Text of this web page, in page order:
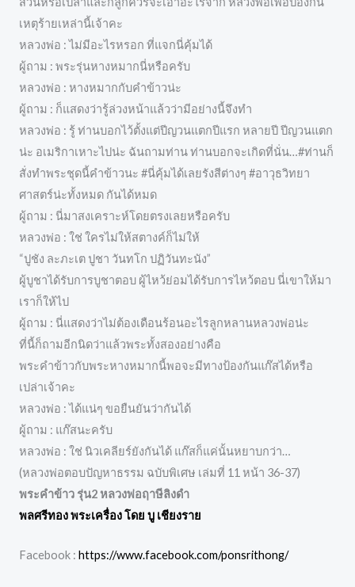
เหตุร้ายเหล่านี้เจ้าคะ
หลวงพ่อ : ไม่มีอะไรหรอก ที่แจกนี่คุ้มได้
ผู้ถาม : พระรุ่นหางหมากนี่หรือครับ
หลวงพ่อ : หางหมากกับคำข้าวน่ะ
ผู้ถาม : ก็แสดงว่ารู้ล่วงหน้าแล้วว่ามีอย่างนี้จึงทำ
หลวงพ่อ : รู้ ท่านบอกไว้ตั้งแต่ปีญวนแตกปีแรก หลายปี ปีญวนแตก
น่ะ อเมริกาเหาะไปน่ะ ฉันถามท่าน ท่านบอกจะเกิดที่นั่น…#ท่านก็
สั่งทำพระชุดนี้คำข้าวนะ #นี่คุ้มได้เลยรังสีต่างๆ #อาวุธวิทยา
ศาสตร์น่ะทั้งหมด กันได้หมด
ผู้ถาม : นี่มาสงเคราะห์โดยตรงเลยหรือครับ
หลวงพ่อ : ใช่ ใครไม่ให้สตางค์ก็ไม่ให้
“ปูชัง ละภะเต ปูชา วันทโก ปฏิวันทะนัง”
ผู้บูชาได้รับการบูชาตอบ ผู้ไหว้ย่อมได้รับการไหว้ตอบ นี่เขาให้มา
เราก็ให้ไป
ผู้ถาม : นี่แสดงว่าไม่ต้องเดือนร้อนอะไรลูกหลานหลวงพ่อน่ะ
ที่นี้ก็ถามอีกนิดว่าแล้วพระทั้งสองอย่างคือ
พระคำข้าวกับพระหางหมากนี้พอจะมีทางป้องกันแก๊สได้หรือ
เปล่าเจ้าคะ
หลวงพ่อ : ได้แน่ๆ ขอยืนยันว่ากันได้
ผู้ถาม : แก๊สนะครับ
หลวงพ่อ : ใช่ นิวเคลียร์ยังกันได้ แก๊สก็แค่นั้นหยาบกว่า…
(หลวงพ่อตอบปัญหาธรรม ฉบับพิเศษ เล่มที่ 11 หน้า 36-37)
พระคำข้าว รุ่น2 หลวงพ่อฤาษีลิงดำ
พลศรีทอง พระเครื่อง โดย บู เชียงราย
Facebook : https://www.facebook.com/ponsrithong/